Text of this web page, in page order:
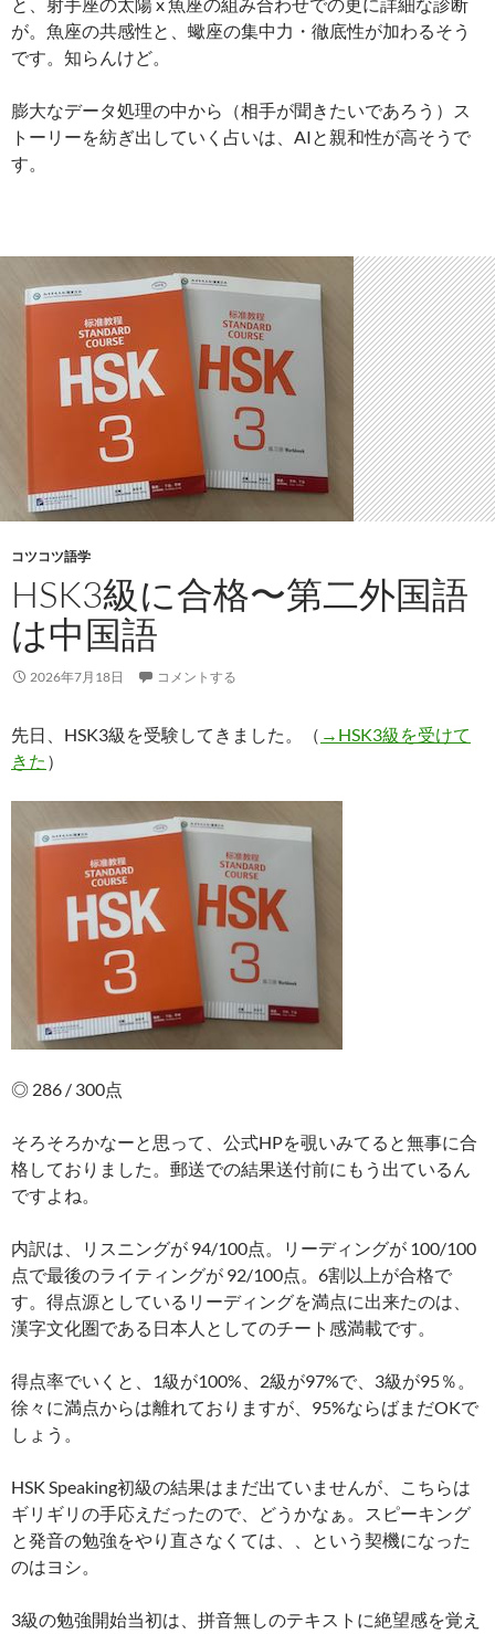
が。魚座の共感性と、蠍座の集中力・徹底性が加わるそう
です。知らんけど。
膨大なデータ処理の中から（相手が聞きたいであろう）ス
トーリーを紡ぎ出していく占いは、AIと親和性が高そうで
す。
コツコツ語学
HSK3級に合格〜第二外国語
は中国語
2026年7月18日 コメントする
先日、HSK3級を受験してきました。（ →HSK3級を受けて
きた ）
◎ 286 / 300点
そろそろかなーと思って、公式HPを覗いみてると無事に合
格しておりました。郵送での結果送付前にもう出ているん
ですよね。
内訳は、リスニングが 94/100点。リーディングが 100/100
点で最後のライティングが 92/100点。6割以上が合格で
す。得点源としているリーディングを満点に出来たのは、
漢字文化圏である日本人としてのチート感満載です。
得点率でいくと、1級が100%、2級が97%で、3級が95％。
徐々に満点からは離れておりますが、95%ならばまだOKで
しょう。
HSK Speaking初級の結果はまだ出ていませんが、こちらは
ギリギリの手応えだったので、どうかなぁ。スピーキング
と発音の勉強をやり直さなくては、、という契機になった
のはヨシ。
3級の勉強開始当初は、拼音無しのテキストに絶望感を覚え